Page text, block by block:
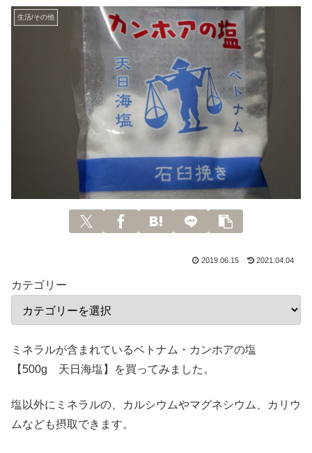
生活/その他
2019.06.15 2021.04.04
カテゴリー
ミネラルが含まれているベトナム・カンホアの塩
【500g 天日海塩】を買ってみました。
塩以外にミネラルの、カルシウムやマグネシウム、カリウ
ムなども摂取できます。